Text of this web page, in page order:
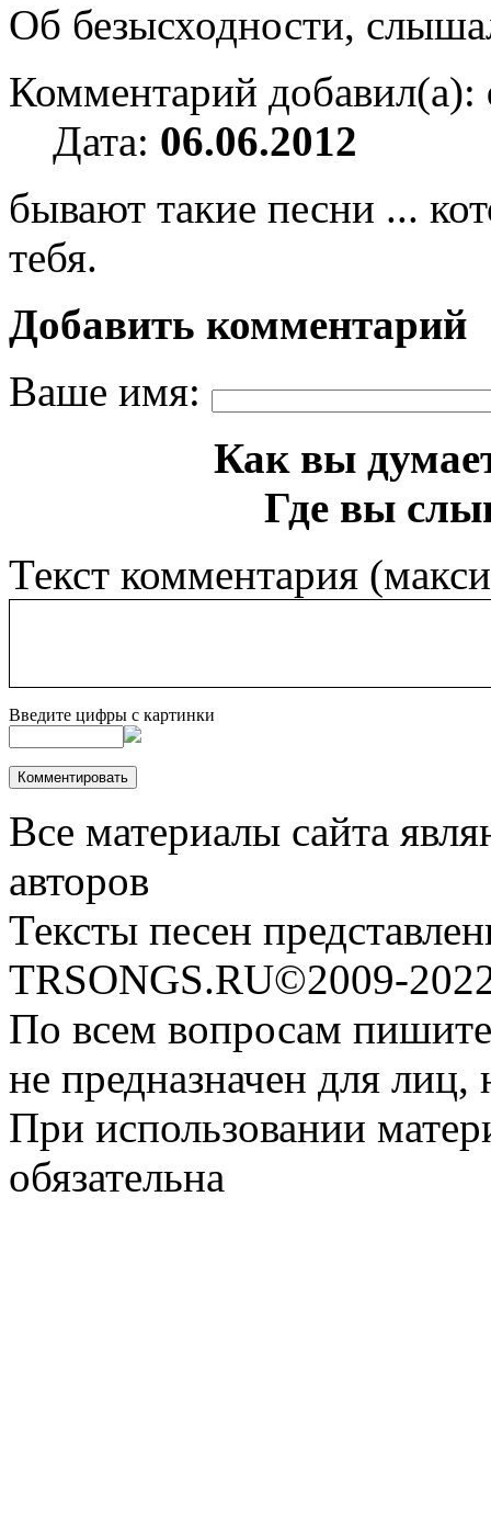
Об безысходности,
Комментарий добавил(а):
Дата: 06.06.2012
бывают такие песни ...
тебя.
Добавить комментарий
Ваше имя:
Как вы
Где вы
Текст комментария
Введите цифры с картинки
Все материалы сайта
авторов
Тексты песен
TRSONGS.RU©2009-
По всем вопросам
не предназначен для
При использовании
обязательна